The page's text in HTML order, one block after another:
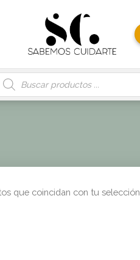
de
productos
que coincidan con tu selección.